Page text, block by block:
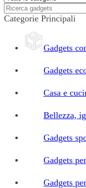
Categorie Principali
Gadgets
Gadgets
Casa e
Bellezza,
Gadgets
Gadgets
Gadgets